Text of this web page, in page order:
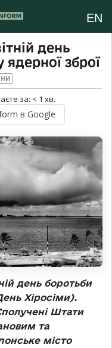
EN
день
ядерної зброї
за: < 1 хв.
в Google
день боротьби
Хіросіми).
Штати
та
місто